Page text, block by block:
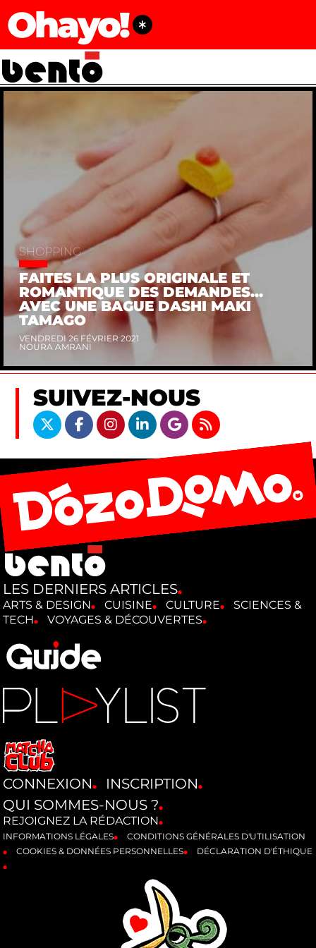
Ohayo!
SHOPPING
FAITES LA PLUS ORIGINALE ET
ROMANTIQUE DES DEMANDES...
AVEC UNE BAGUE DASHI MAKI
TAMAGO
VENDREDI 26 FÉVRIER 2021
NOURA AMRANI
SUIVEZ-NOUS
LES DERNIERS ARTICLES
ARTS & DESIGN CUISINE CULTURE
SCIENCES &
TECH
VOYAGES & DÉCOUVERTES
CONNEXION
INSCRIPTION
QUI SOMMES-NOUS ?
REJOIGNEZ LA RÉDACTION
INFORMATIONS LÉGALES
CONDITIONS GÉNÉRALES D'UTILISATION
COOKIES & DONNÉES PERSONNELLES
DÉCLARATION D'ÉTHIQUE